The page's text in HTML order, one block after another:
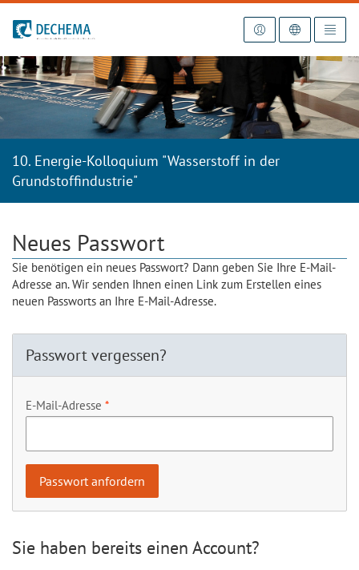
Zur Startseite
10. Energie-Kolloquium "Wasserstoff in der
Grundstoffindustrie"
Neues Passwort
Sie benötigen ein neues Passwort? Dann geben Sie Ihre E-Mail-
Adresse an. Wir senden Ihnen einen Link zum Erstellen eines
neuen Passworts an Ihre E-Mail-Adresse.
Passwort vergessen?
E-Mail-Adresse
Sie haben bereits einen Account?